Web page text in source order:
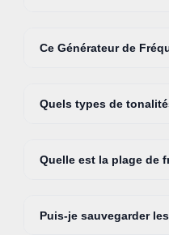
Ce Générateur de
Quels types de
Quelle est la plage de
Puis-je sauvegarder